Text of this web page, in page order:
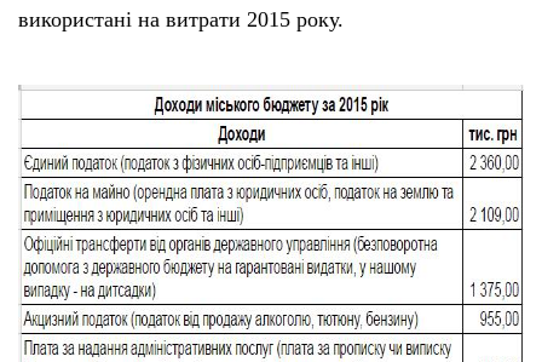
використані на витрати 2015 року.